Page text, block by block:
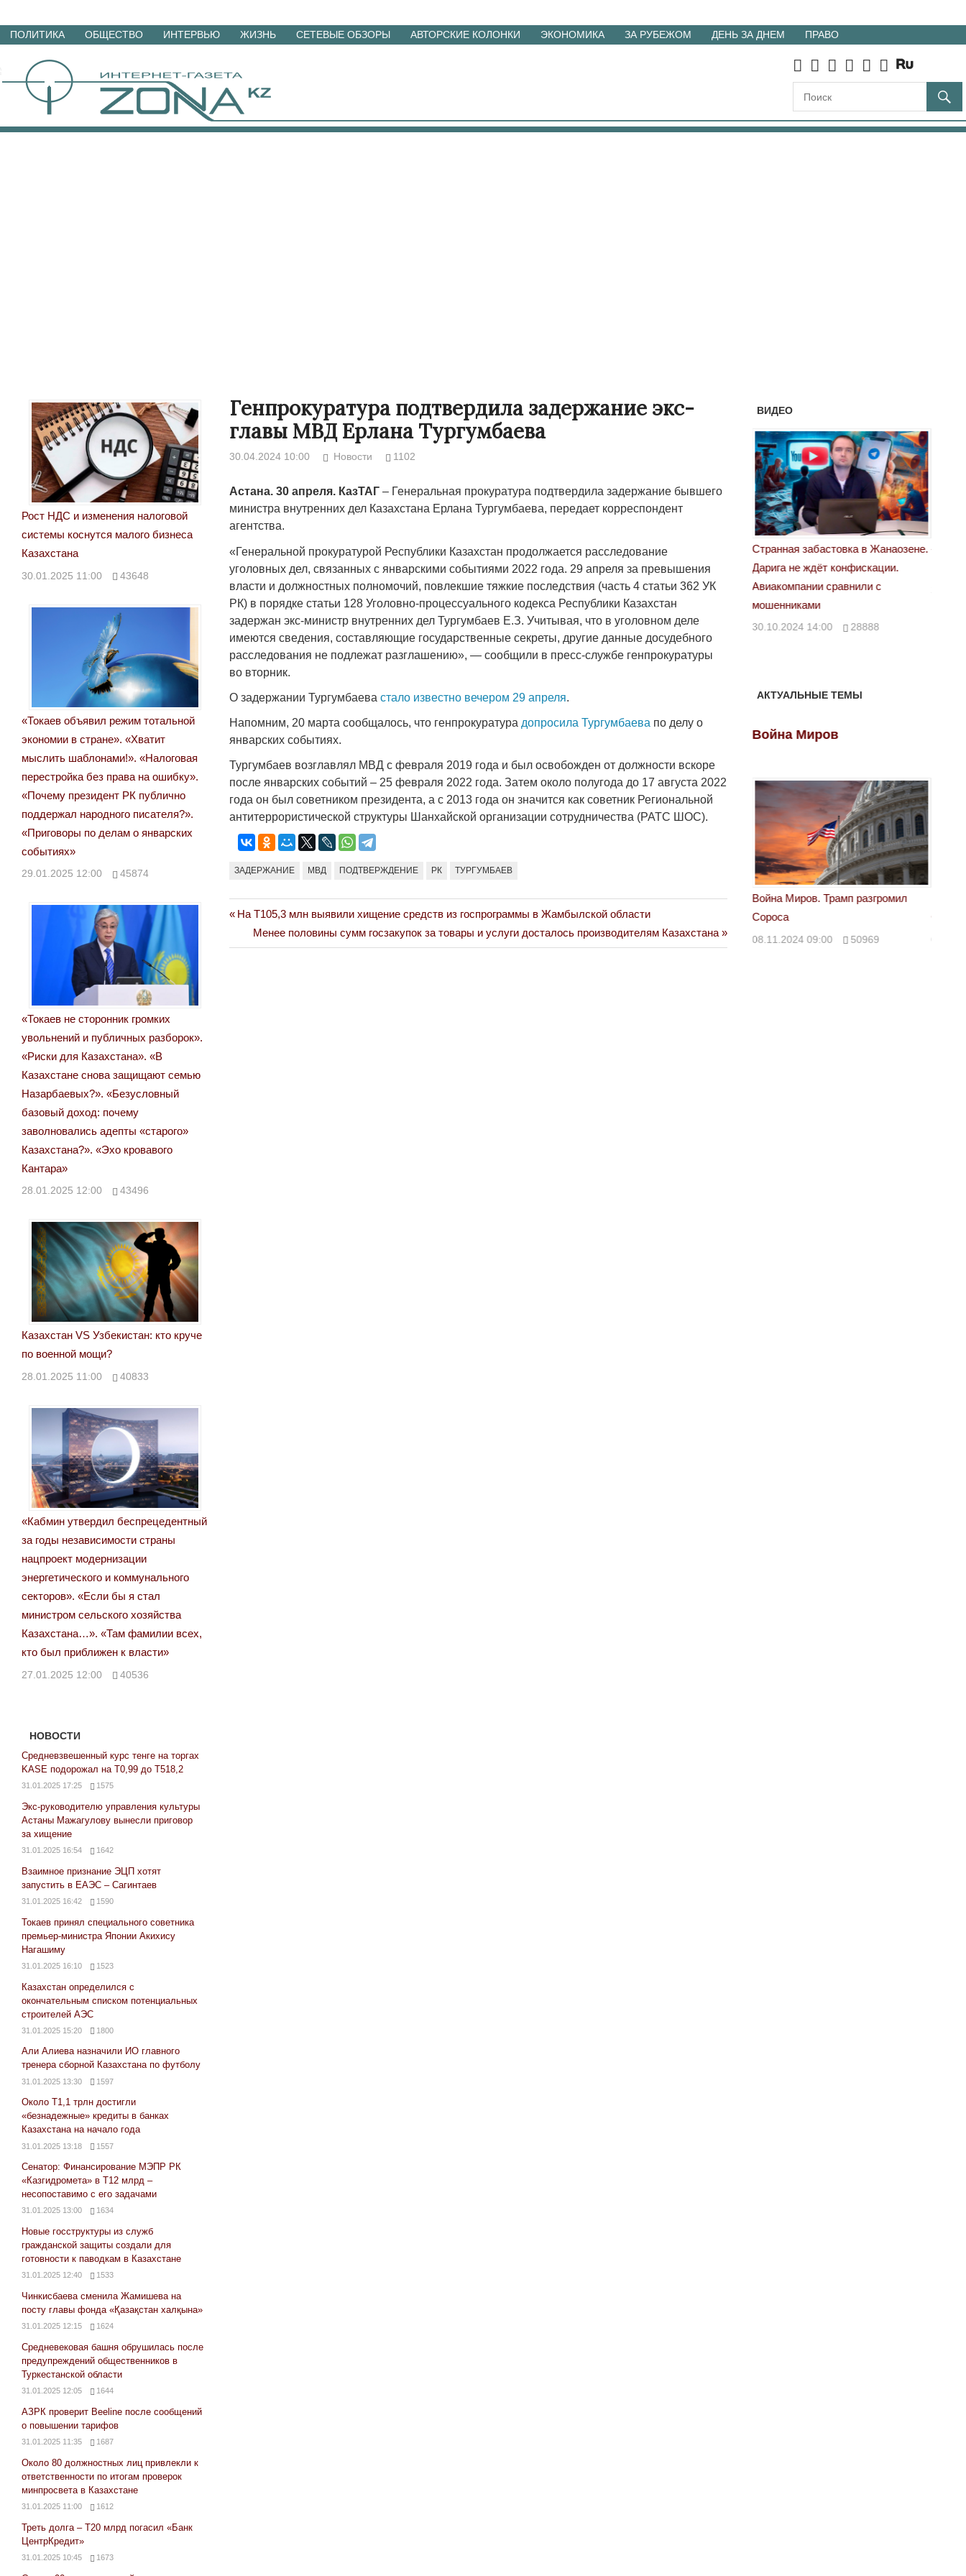
Перейти
материалам
ПОЛИТИКА ОБЩЕСТВО ИНТЕРВЬЮ ЖИЗНЬ СЕТЕВЫЕ ОБЗОРЫ АВТОРСКИЕ КОЛОНКИ ЭКОНОМИКА ЗА РУБЕЖОМ ДЕНЬ ЗА ДНЕМ ПРАВО
Генпрокуратура подтвердила задержание экс-
главы МВД Ерлана Тургумбаева
30.04.2024 10:00 Новости 1102
Астана. 30 апреля. КазТАГ – Генеральная прокуратура подтвердила задержание бывшего
министра внутренних дел Казахстана Ерлана Тургумбаева, передает корреспондент
агентства.
«Генеральной прокуратурой Республики Казахстан продолжается расследование
уголовных дел, связанных с январскими событиями 2022 года. 29 апреля за превышения
власти и должностных полномочий, повлекшие тяжкие последствия (часть 4 статьи 362 УК
РК) в порядке статьи 128 Уголовно-процессуального кодекса Республики Казахстан
задержан экс-министр внутренних дел Тургумбаев Е.З. Учитывая, что в уголовном деле
имеются сведения, составляющие государственные секреты, другие данные досудебного
расследования не подлежат разглашению», — сообщили в пресс-службе генпрокуратуры
во вторник.
О задержании Тургумбаевастало известно вечером 29 апреля.
Напомним, 20 марта сообщалось, что генпрокуратура допросила Тургумбаева по делу о
январских событиях.
Тургумбаев возглавлял МВД с февраля 2019 года и был освобожден от должности вскоре
после январских событий – 25 февраля 2022 года. Затем около полугода до 17 августа 2022
года он был советником президента, а с 2013 года он значится как советник Региональной
антитеррористической структуры Шанхайской организации сотрудничества (РАТС ШОС).
ЗАДЕРЖАНИЕ МВД ПОДТВЕРЖДЕНИЕ РК ТУРГУМБАЕВ
Навигация
по
Previous
Post:
На Т105,3 млн выявили хищение средств из госпрограммы в Жамбылской области
Next
Post:
Менее половины сумм госзакупок за товары и услуги досталось производителям Казахстана
Рост НДС и изменения налоговой
системы коснутся малого бизнеса
Казахстана
30.01.2025 11:00 43648
«Токаев объявил режим тотальной
экономии в стране». «Хватит
мыслить шаблонами!». «Налоговая
перестройка без права на ошибку».
«Почему президент РК публично
поддержал народного писателя?».
«Приговоры по делам о январских
событиях»
29.01.2025 12:00 45874
«Токаев не сторонник громких
увольнений и публичных разборок».
«Риски для Казахстана». «В
Казахстане снова защищают семью
Назарбаевых?». «Безусловный
базовый доход: почему
заволновались адепты «старого»
Казахстана?». «Эхо кровавого
Кантара»
28.01.2025 12:00 43496
Казахстан VS Узбекистан: кто круче
по военной мощи?
28.01.2025 11:00 40833
«Кабмин утвердил беспрецедентный
за годы независимости страны
нацпроект модернизации
энергетического и коммунального
секторов». «Если бы я стал
министром сельского хозяйства
Казахстана…». «Там фамилии всех,
кто был приближен к власти»
27.01.2025 12:00 40536
НОВОСТИ
Средневзвешенный курс тенге на торгах
KASE подорожал на Т0,99 до Т518,2
31.01.2025 17:25 1575
Экс-руководителю управления культуры
Астаны Мажагулову вынесли приговор
за хищение
31.01.2025 16:54 1642
Взаимное признание ЭЦП хотят
запустить в ЕАЭС – Сагинтаев
31.01.2025 16:42 1590
Токаев принял специального советника
премьер-министра Японии Акихису
Нагашиму
31.01.2025 16:10 1523
Казахстан определился с
окончательным списком потенциальных
строителей АЭС
31.01.2025 15:20 1800
Али Алиева назначили ИО главного
тренера сборной Казахстана по футболу
31.01.2025 13:30 1597
Около Т1,1 трлн достигли
«безнадежные» кредиты в банках
Казахстана на начало года
31.01.2025 13:18 1557
Сенатор: Финансирование МЭПР РК
«Казгидромета» в Т12 млрд –
несопоставимо с его задачами
31.01.2025 13:00 1634
Новые госструктуры из служб
гражданской защиты создали для
готовности к паводкам в Казахстане
31.01.2025 12:40 1533
Чинкисбаева сменила Жамишева на
посту главы фонда «Қазақстан халқына»
31.01.2025 12:15 1624
Средневековая башня обрушилась после
предупреждений общественников в
Туркестанской области
31.01.2025 12:05 1644
АЗРК проверит Beeline после сообщений
о повышении тарифов
31.01.2025 11:35 1687
Около 80 должностных лиц привлекли к
ответственности по итогам проверок
минпросвета в Казахстане
31.01.2025 11:00 1612
Треть долга – Т20 млрд погасил «Банк
ЦентрКредит»
31.01.2025 10:45 1673
ВИДЕО
Народ выбрал свет
17.10.2024 17:00 29972
Странная забастовка в Жанаозене.
Дарига не ждёт конфискации.
Авиакомпании сравнили с
мошенниками
30.10.2024 14:00 28888
«Новый Казахстан не говорит всей
правды»
29.10.2024 09:00 39623
АКТУАЛЬНЫЕ ТЕМЫ
Война Миров. Трамп разгромил
Сороса
08.11.2024 09:00 50969
Война Миров
Война Миров. Трамп разгромил
Сороса
08.11.2024 09:00 50969